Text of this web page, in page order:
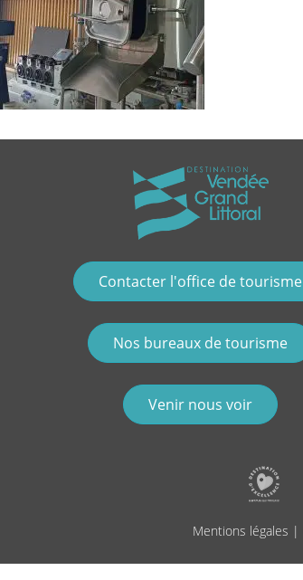
Contacter l'office de tourisme
Nos bureaux de tourisme
Venir nous voir
Mentions légales |